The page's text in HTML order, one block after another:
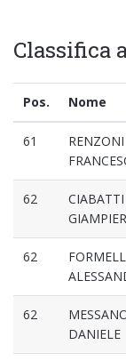
Classifica
Pos. Nome
61
RENZONI
62
CIABATTI
62
62
DANIELE